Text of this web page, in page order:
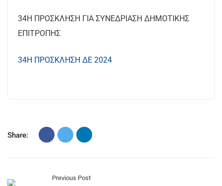
34Η ΠΡΟΣΚΛΗΣΗ ΓΙΑ ΣΥΝΕΔΡΙΑΣΗ ΔΗΜΟΤΙΚΗΣ
ΕΠΙΤΡΟΠΗΣ
34Η ΠΡΟΣΚΛΗΣΗ ΔΕ 2024
Share:
Previous Post